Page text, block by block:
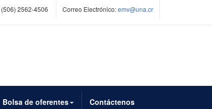
(506) 2562-4506 Correo Electrónico:emv@una.cr
Bolsa de oferentes Contáctenos